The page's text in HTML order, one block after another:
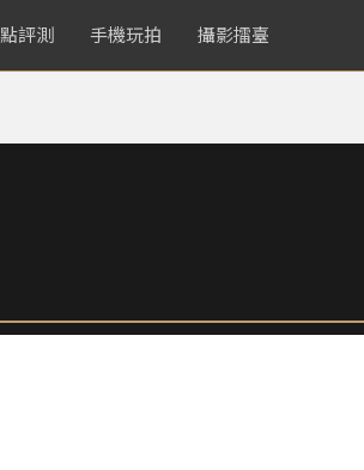
評測 手機玩拍 攝影擂臺